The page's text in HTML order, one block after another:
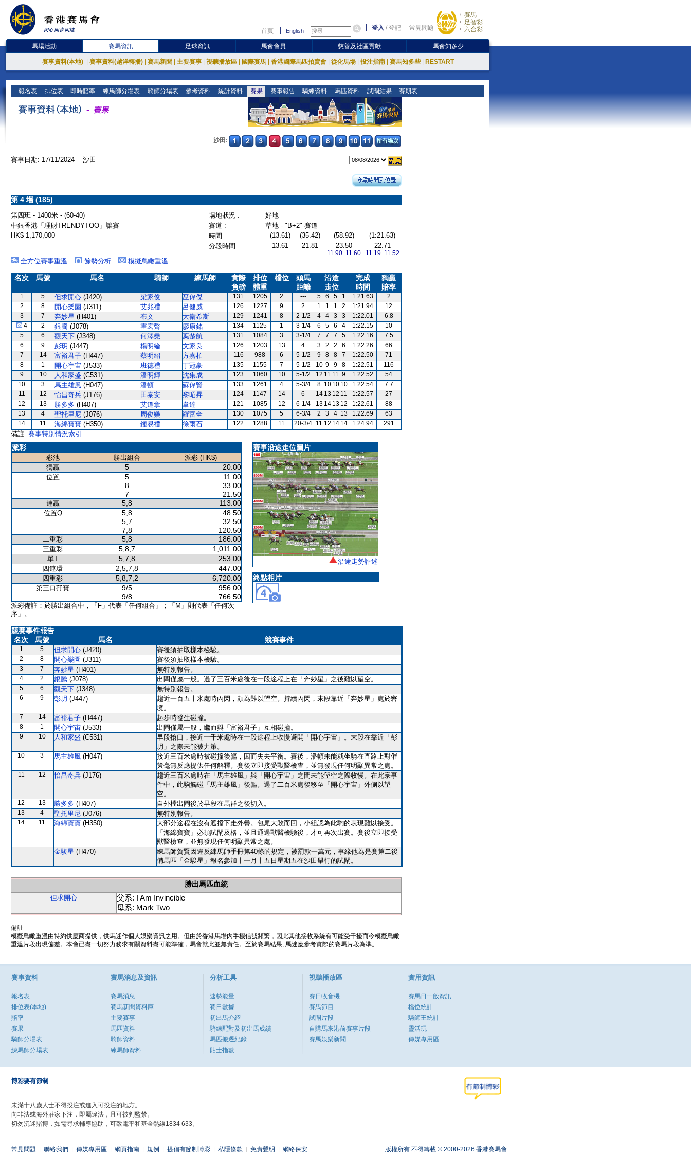
首頁 English 登入 /登記 常見問題
賽馬
足智彩
六合彩
馬場活動 賽馬資訊 足球資訊 馬會會員 慈善及社區貢獻 馬會知多少
賽事資料(本地) 賽事資料(越洋轉播) 賽馬新聞 主要賽事 視聽播放區 國際賽馬 香港國際馬匹拍賣會 從化馬場 投注指南 賽馬知多些 RESTART
報名表 排位表 即時賠率 練馬師分場表 騎師分場表 參考資料 統計資料 賽果 賽事報告 騎練資料 馬匹資料 試閘結果 賽期表
沙田:
賽事日期: 17/11/2024 沙田
第 4 場 (185)
第四班 - 1400米 - (60-40) 場地狀況 :
好地
中銀香港「理財TRENDYTOO」讓賽
賽道 :
草地 - "B+2" 賽道
HK$ 1,170,000
時間 : (13.61) (35.42) (58.92)
(1:21.63)
分段時間 :
13.61 21.81 23.50
11.90 11.60
22.71
11.19 11.52
全方位賽事重溫 餘勢分析 模擬鳥瞰重溫
名次 馬號 馬名 騎師 練馬師
實際
負磅
排位
體重
檔位
頭馬
距離
沿途
走位
完成
時間
獨贏
賠率
1 5 但求開心 (J420) 梁家俊 巫偉傑 131 1205 2 --- 5 6 5 1 1:21.63
2
2
8 開心樂園 (J311) 艾兆禮 呂健威 126 1227 9 2 1 1 1 2 1:21.94
12
3
7 奔妙星 (H401) 布文 大衛希斯 129 1241 8 2-1/2 4 4 3 3 1:22.01
6.8
4
2 銀騰 (J078) 霍宏聲 廖康銘 134 1125 1 3-1/4 6 5 6 4 1:22.15
10
5
6 觀天下 (J348) 何澤堯 葉楚航 131 1084 3 3-1/4 7 7 7 5 1:22.16
7.5
6
9 彭玥 (J447) 楊明綸 文家良 126 1203 13 4 3 2 2 6 1:22.26
66
7
14 富裕君子 (H447) 蔡明紹 方嘉柏 116 988 6 5-1/2 9 8 8 7 1:22.50
71
8
1 開心宇宙 (J533) 班德禮 丁冠豪 135 1155 7 5-1/2 10 9 9 8 1:22.51
116
9
10 人和家盛 (C531) 潘明輝 沈集成 123 1060 10 5-1/2 12 11 11 9 1:22.52
54
10
3 馬主雄風 (H047) 潘頓 蘇偉賢 133 1261 4 5-3/4 8 10 10 10 1:22.54
7.7
11
12 怡昌奇兵 (J176) 田泰安 黎昭昇 124 1147 14 6 14 13 12 11 1:22.57
27
12
13 勝多多 (H407) 艾道拿 韋達 121 1085 12 6-1/4 13 14 13 12 1:22.61
88
13
4 聖托里尼 (J076) 周俊樂 羅富全 130 1075 5 6-3/4 2 3 4 13 1:22.69
63
14
11 海綿寶寶 (H350) 鍾易禮 徐雨石 122 1288 11 20-3/4 11 12 14 14 1:24.94 291
備註: 賽事特別情況索引
派彩
彩池 勝出組合
派彩 (HK$)
獨贏
5 20.00
位置 5
11.00
8
33.00
7
21.50
連贏 5,8 113.00
位置Q 5,8
48.50
5,7
32.50
7,8
120.50
二重彩 5,8 186.00
三重彩 5,8,7 1,011.00
單T 5,7,8 253.00
四連環 2,5,7,8 447.00
四重彩 5,8,7,2 6,720.00
第三口孖寶 9/5
956.00
9/8
766.50
派彩備註：於勝出組合中，「F」代表「任何組合」；「M」則代表「任何次
序」。
賽事沿途走位圖片
沿途走勢評述
終點相片
競賽事件報告
名次
馬號 馬名 競賽事件
1 5 但求開心 (J420) 賽後須抽取樣本檢驗。
2 8 開心樂園 (J311) 賽後須抽取樣本檢驗。
3 7 奔妙星 (H401) 無特別報告。
4 2 銀騰 (J078) 出閘僅屬一般。過了三百米處後在一段途程上在「奔妙星」之後難以望空。
5 6 觀天下 (J348) 無特別報告。
6 9 彭玥 (J447)
趨近一百五十米處時內閃，頗為難以望空。持續內閃，末段靠近「奔妙星」處於窘
境。
7 14 富裕君子 (H447) 起步時發生碰撞。
8 1 開心宇宙 (J533) 出閘僅屬一般，繼而與「富裕君子」互相碰撞。
9 10 人和家盛 (C531)
早段搶口，接近一千米處時在一段途程上收慢避開「開心宇宙」。末段在靠近「彭
玥」之際未能被力策。
10 3 馬主雄風 (H047)
接近三百米處時被碰撞後軀，因而失去平衡。賽後，潘頓未能就坐騎在直路上對催
策毫無反應提供任何解釋。賽後立即接受獸醫檢查，並無發現任何明顯異常之處。
11 12 怡昌奇兵 (J176)
趨近三百米處時在「馬主雄風」與「開心宇宙」之間未能望空之際收慢。在此宗事
件中，此駒觸碰「馬主雄風」後軀。過了二百米處後移至「開心宇宙」外側以望
空。
12 13 勝多多 (H407) 自外檔出閘後於早段在馬群之後切入。
13 4 聖托里尼 (J076) 無特別報告。
14 11 海綿寶寶 (H350)
大部分途程在沒有遮擋下走外疊。包尾大敗而回，小組認為此駒的表現難以接受。
「海綿寶寶」必須試閘及格，並且通過獸醫檢驗後，才可再次出賽。賽後立即接受
獸醫檢查，並無發現任何明顯異常之處。
金駿星 (H470)
練馬師賀賢因違反練馬師手冊第40條的規定，被罰款一萬元，事緣他為是賽第二後
備馬匹「金駿星」報名參加十一月十五日星期五在沙田舉行的試閘。
勝出馬匹血統
但求開心
父系: I Am Invincible
母系: Mark Two
備註
模擬鳥瞰重溫由特約供應商提供，供馬迷作個人娛樂資訊之用。但由於香港馬場內手機信號頻繁，因此其他接收系統有可能受干擾而令模擬鳥瞰
重溫片段出現偏差。本會已盡一切努力務求有關資料盡可能準確，馬會就此並無責任。至於賽馬結果, 馬迷應參考實際的賽馬片段為準。
賽事資料
報名表
排位表(本地)
賠率
賽果
騎師分場表
練馬師分場表
賽馬消息及資訊
賽馬消息
賽馬新聞資料庫
主要賽事
馬匹資料
騎師資料
練馬師資料
分析工具
速勢能量
賽日數據
初出馬介紹
騎練配對及初岀馬成績
馬匹搬遷紀錄
貼士指數
視聽播放區
賽日收音機
賽馬節目
試閘片段
自購馬來港前賽事片段
賽馬娛樂新聞
實用資訊
賽馬日一般資訊
檔位統計
騎師王統計
靈活玩
傳媒專用區
博彩要有節制
未滿十八歲人士不得投注或進入可投注的地方。
向非法或海外莊家下注，即屬違法，且可被判監禁。
切勿沉迷賭博，如需尋求輔導協助，可致電平和基金熱線1834 633。
常見問題 聯絡我們 傳媒專用區 網頁指南 規例 提倡有節制博彩 私隱條款 免責聲明 網絡保安 版權所有 不得轉載 © 2000-2026 香港賽馬會